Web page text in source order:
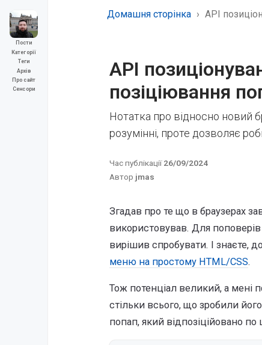
Пости
Категорії
Теги
Архів
Про сайт
Сенсори
Домашня сторінка API
API
позіціювання
Нотатка про відносно новий
розумінні, проте дозволяє
Час публікації26/09/2024
Автор jmas
Згадав про те що в браузерах
використовував. Для
вирішив спробувати. І знаєте,
меню на простому HTML/CSS.
Тож потенціал великий, а мені
стільки всього, що зробили
попап, який відпозіційовано